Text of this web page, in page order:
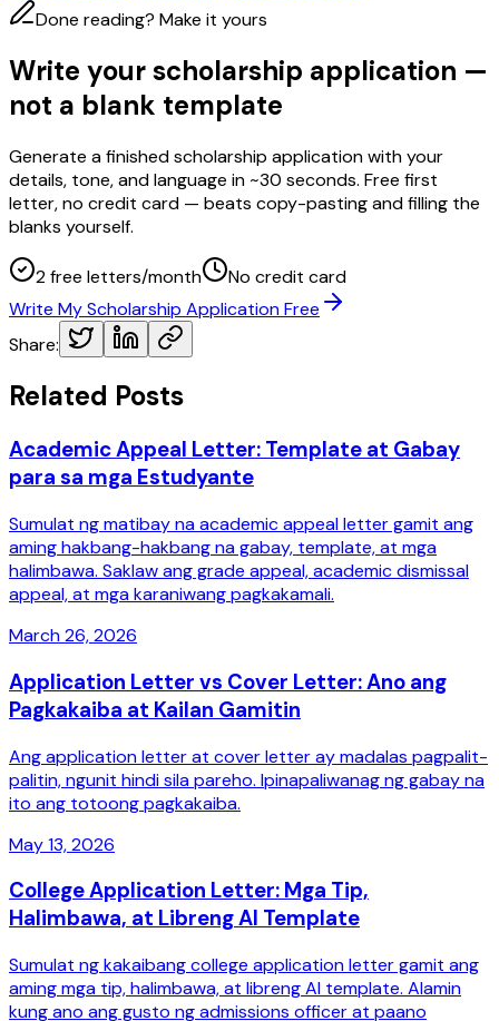
Done reading? Make it yours
Write your scholarship application —
not a blank template
Generate a finished scholarship application with your
details, tone, and language in ~30 seconds. Free first
letter, no credit card — beats copy-pasting and filling the
blanks yourself.
2 free letters/month
No credit card
Write My Scholarship Application Free
Share:
Related Posts
Academic Appeal Letter: Template at Gabay
para sa mga Estudyante
Sumulat ng matibay na academic appeal letter gamit ang
aming hakbang-hakbang na gabay, template, at mga
halimbawa. Saklaw ang grade appeal, academic dismissal
appeal, at mga karaniwang pagkakamali.
March 26, 2026
Application Letter vs Cover Letter: Ano ang
Pagkakaiba at Kailan Gamitin
Ang application letter at cover letter ay madalas pagpalit-
palitin, ngunit hindi sila pareho. Ipinapaliwanag ng gabay na
ito ang totoong pagkakaiba.
May 13, 2026
College Application Letter: Mga Tip,
Halimbawa, at Libreng AI Template
Sumulat ng kakaibang college application letter gamit ang
aming mga tip, halimbawa, at libreng AI template. Alamin
kung ano ang gusto ng admissions officer at paano